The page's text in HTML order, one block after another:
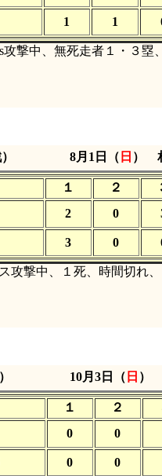
1 1
撃中、無死走者１・３塁
8月1日（ 日 ）
１ ２
2 0
3 0
攻撃中、１死、時間切れ
10月3日（ 日 ）
１ ２
0 0
0 0